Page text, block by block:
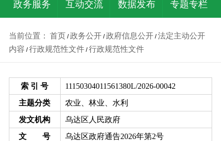
政务服务 互动交流 数据发布 专题专栏
当前位置： 首页 /政务公开/政府信息公开/法定主动公开
内容 /行政规范性文件/行政规范性文件
索 引 号
11150304011561380L/2026-00042
主题分类
农业、林业、水利
发文机构
乌达区人民政府
文 号
乌达区政府通告2026年第2号